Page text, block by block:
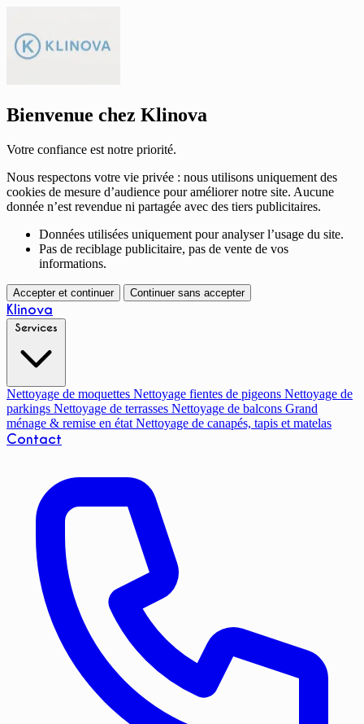
Bienvenue chez Klinova
Votre confiance est notre priorité.
Nous respectons votre vie privée : nous utilisons uniquement des
cookies de mesure d’audience pour améliorer notre site. Aucune
donnée n’est revendue ni partagée avec des tiers publicitaires.
Données utilisées uniquement pour analyser l’usage du site.
Pas de reciblage publicitaire, pas de vente de vos
informations.
Accepter et continuer Continuer sans accepter
Klinova
Nettoyage de moquettes Nettoyage fientes de pigeons Nettoyage de
parkings Nettoyage de terrasses Nettoyage de balcons Grand
ménage & remise en état Nettoyage de canapés, tapis et matelas
Contact